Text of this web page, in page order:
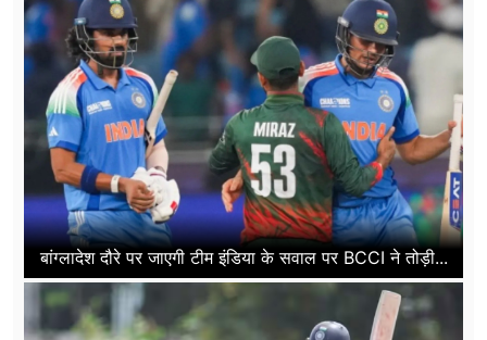
बांग्लादेश दौरे पर जाएगी टीम इंडिया के सवाल पर BCCI ने तोड़ी...